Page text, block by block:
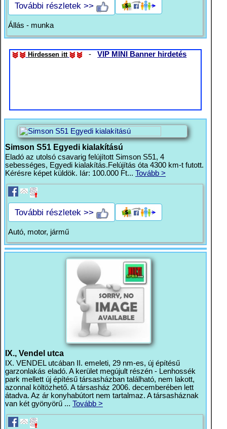
További részletek >>
Állás - munka
Hirdessen itt -VIP MINI Banner hirdetés
Simson S51 Egyedi kialakítású
Eladó az utolsó csavarig felújított Simson S51, 4
sebességes, Egyedi kialakítás.Felújítás óta 4300 km-t futott.
Kérésre képet küldök. Iár: 100.000 Ft... Tovább >
További részletek >>
Autó, motor, jármű
IX., Vendel utca
IX. VENDEL utcában II. emeleti, 29 nm-es, új építésű
garzonlakás eladó. A kerület megújult részén - Lenhossék
park mellett új építésű társasházban található, nem lakott,
azonnal költözhető. A társasház 2006. decemberében lett
átadva. Az ár konyhabútort nem tartalmaz. A társasháznak
van két gyönyörű ... Tovább >